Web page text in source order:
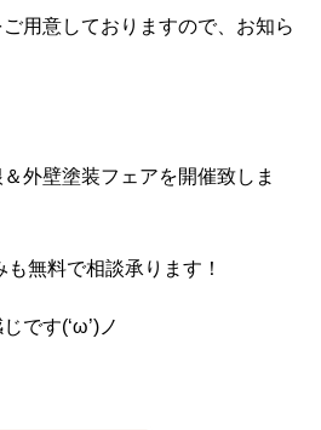
用意しておりますので、お知ら
外壁塗装フェアを開催致しま
無料で相談承ります！
です(‘ω’)ノ